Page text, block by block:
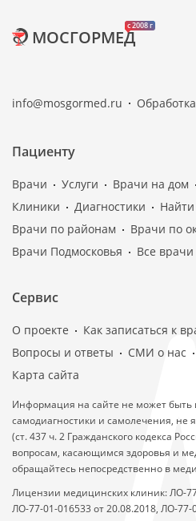
c 2008 г
МОСГОРМЕД
info@mosgormed.ru
Пациенту
Врачи Услуги Врачи на дом
Клиники
Диагностики
Врачи по районам
Врачи по
Врачи Подмосковья
Все врачи
Сервис
О проекте Как записаться к
Вопросы и ответы
СМИ о нас
Карта сайта
Информация на сайте не может быть
самодиагностики и самолечения, не
(ст. 437 ч. 2 Гражданского кодекса
вопросам, касающимся здоровья и
обращайтесь непосредственно в
Лицензии медицинских клиник: ЛО-
ЛО-77-01-016533 от 20.08.2018, ЛО-